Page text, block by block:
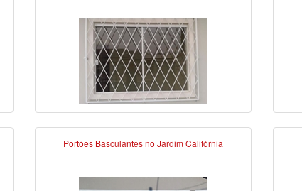
Portões Basculantes no Jardim Califórnia